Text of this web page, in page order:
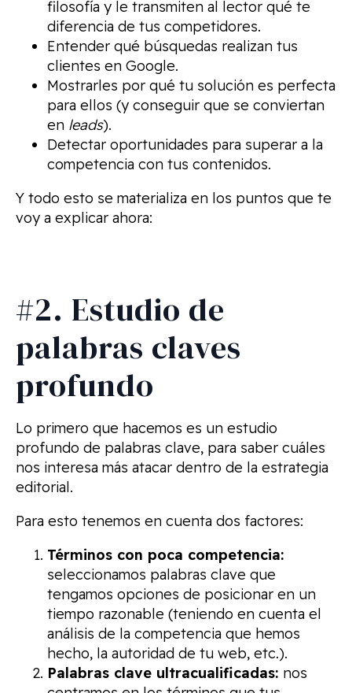
filosofía y le transmiten al lector qué te
diferencia de tus competidores.
Entender qué búsquedas realizan tus
clientes en Google.
Mostrarles por qué tu solución es perfecta
para ellos (y conseguir que se conviertan
en leads).
Detectar oportunidades para superar a la
competencia con tus contenidos.
Y todo esto se materializa en los puntos que te
voy a explicar ahora:
#2. Estudio de
palabras claves
profundo
Lo primero que hacemos es un estudio
profundo de palabras clave, para saber cuáles
nos interesa más atacar dentro de la estrategia
editorial.
Para esto tenemos en cuenta dos factores:
Términos con poca competencia:
seleccionamos palabras clave que
tengamos opciones de posicionar en un
tiempo razonable (teniendo en cuenta el
análisis de la competencia que hemos
hecho, la autoridad de tu web, etc.).
Palabras clave ultracualificadas: nos